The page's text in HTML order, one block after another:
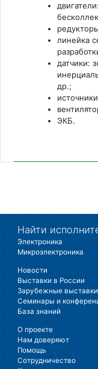
линейка
датчики:
др.;
ЭКБ.
Найти
Электроника
Микроэлектроника
Новости
Выставки в России
Зарубежные выставки
Семинары и
База знаний
О проекте
Нам доверяют
Помощь
Сотрудничество